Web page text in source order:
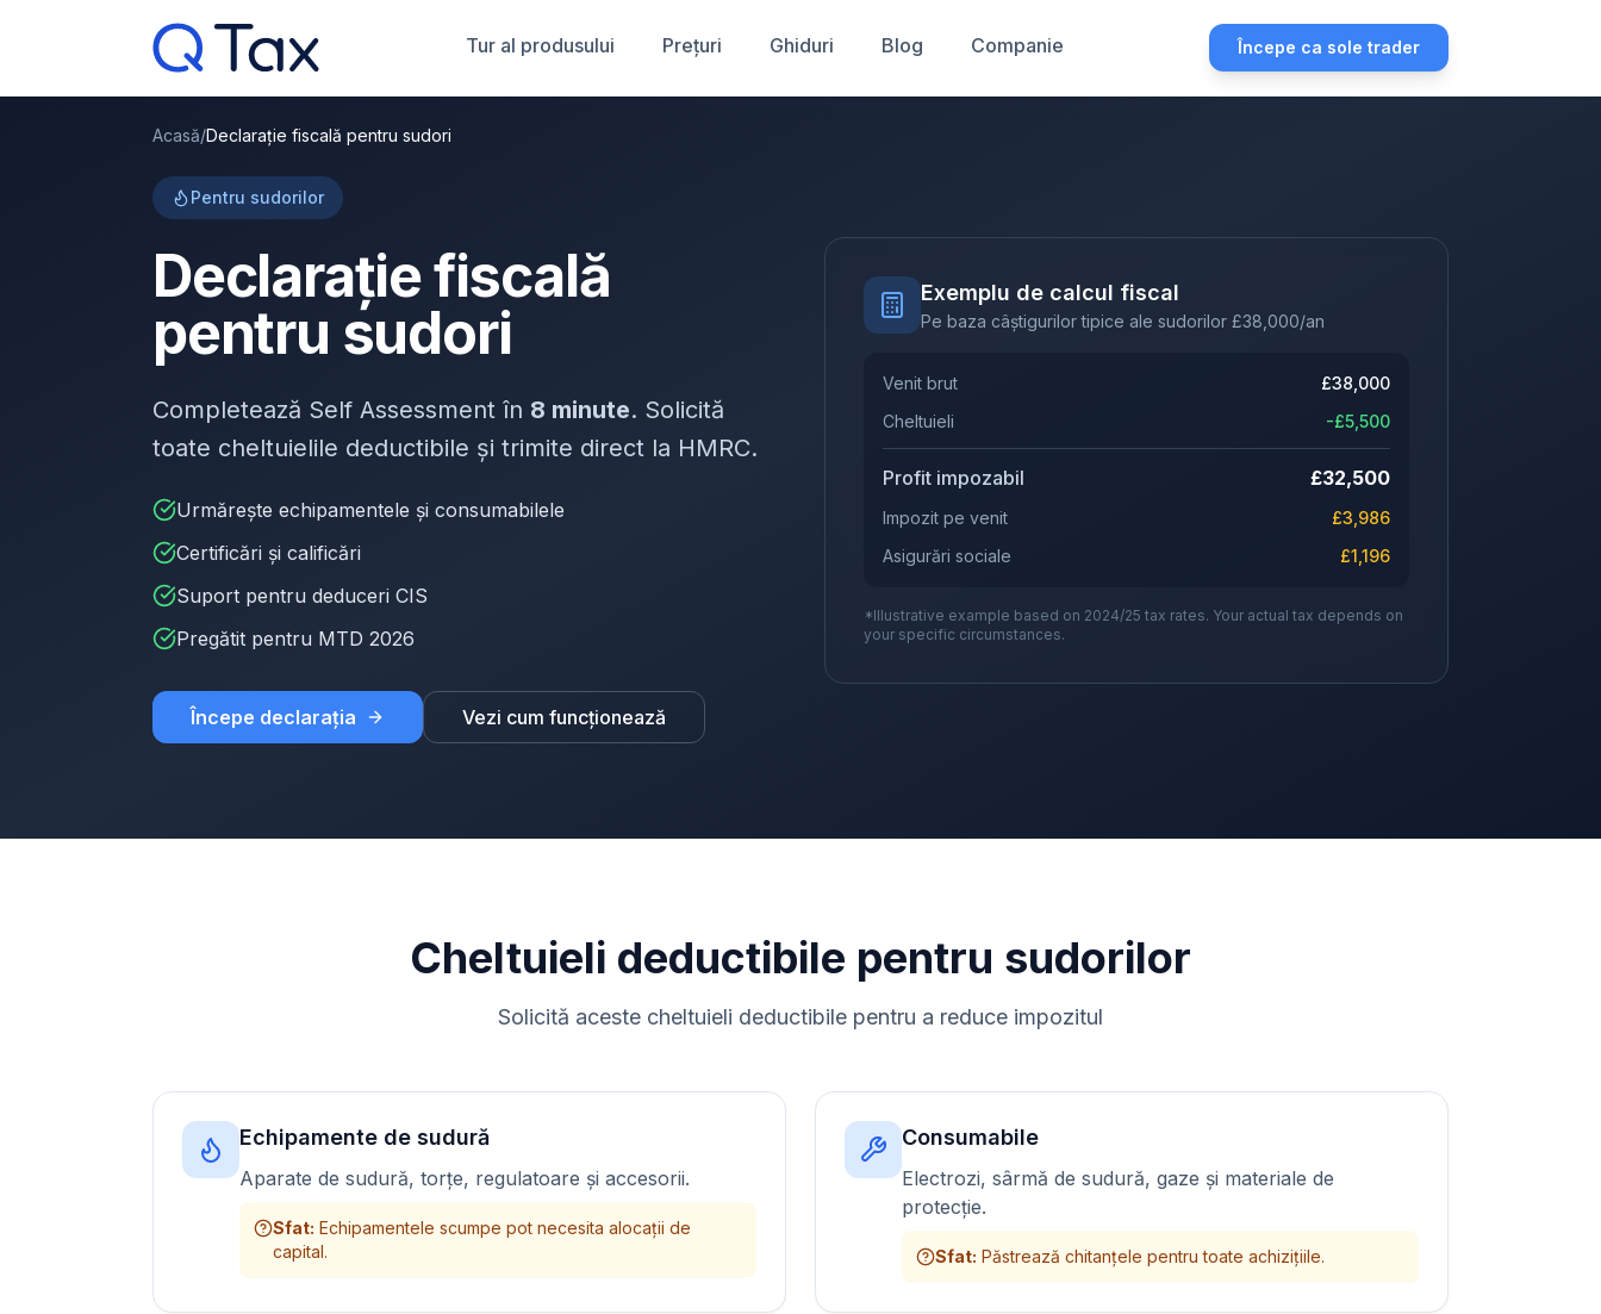
Tur al produsului Prețuri Ghiduri Blog Companie Începe ca sole trader
Acasă/Declarație fiscală pentru sudori
Pentru sudorilor
Declarație fiscală
pentru sudori
Completează Self Assessment în 8 minute. Solicită
toate cheltuielile deductibile și trimite direct la HMRC.
Urmărește echipamentele și consumabilele
Certificări și calificări
Suport pentru deduceri CIS
Pregătit pentru MTD 2026
Începe declarația Vezi cum funcționează
Exemplu de calcul fiscal
Pe baza câștigurilor tipice ale sudorilor £38,000/an
Venit brut £38,000
Cheltuieli
-£5,500
Profit impozabil £32,500
Impozit pe venit £3,986
Asigurări sociale
£1,196
*Illustrative example based on 2024/25 tax rates. Your actual tax depends on
your specific circumstances.
Cheltuieli deductibile pentru sudorilor
Solicită aceste cheltuieli deductibile pentru a reduce impozitul
Echipamente de sudură
Aparate de sudură, torțe, regulatoare și accesorii.
Sfat: Echipamentele scumpe pot necesita alocații de
capital.
Consumabile
Electrozi, sârmă de sudură, gaze și materiale de
protecție.
Sfat: Păstrează chitanțele pentru toate achizițiile.